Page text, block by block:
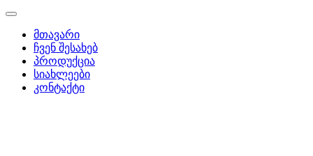
მთავარი
ჩვენ შესახებ
პროდუქცია
სიახლეები
კონტაქტი